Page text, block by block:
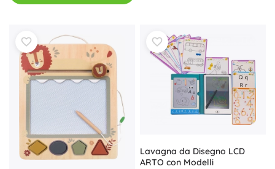
Lavagna da Disegno LCD
ARTO con Modelli